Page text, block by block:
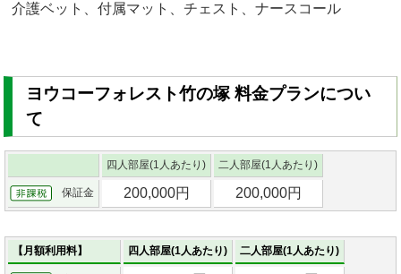
介護ベット、付属マット、チェスト、ナースコール
ヨウコーフォレスト竹の塚 料金プランについ
て
四人部屋(1人あたり) 二人部屋(1人あたり)
保証金 200,000円 200,000円
【月額利用料】 四人部屋(1人あたり) 二人部屋(1人あたり)